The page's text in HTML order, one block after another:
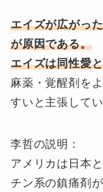
エイズが広がっ
が原因である。
エイズは同性愛
麻薬・覚醒剤を
すいと主張してい
李哲の説明：
アメリカは日本
チン系の鎮痛剤